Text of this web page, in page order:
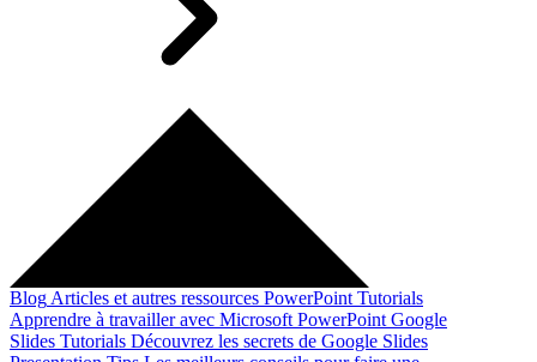
Blog Articles et autres ressources PowerPoint Tutorials
Apprendre à travailler avec Microsoft PowerPoint Google
Slides Tutorials Découvrez les secrets de Google Slides